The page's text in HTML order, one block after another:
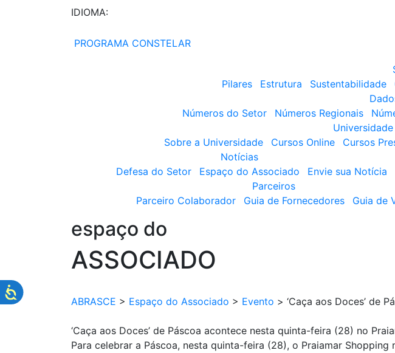
IDIOMA:
PROGRAMA CONSTELAR
Pilares
Estrutura Sustentabilidade
Números do Setor
Números Regionais
Sobre a Universidade
Cursos Online Cursos
Notícias
Defesa do Setor
Espaço do Associado Envie sua Notícia
Parceiros
Parceiro Colaborador
Guia de Fornecedores Guia de
espaço do
ASSOCIADO
ABRASCE > Espaço do Associado > Evento > ‘Caça aos Doces’ de
‘Caça aos Doces’ de Páscoa acontece nesta quinta-feira (28) no
Para celebrar a Páscoa, nesta quinta-feira (28), o Praiamar